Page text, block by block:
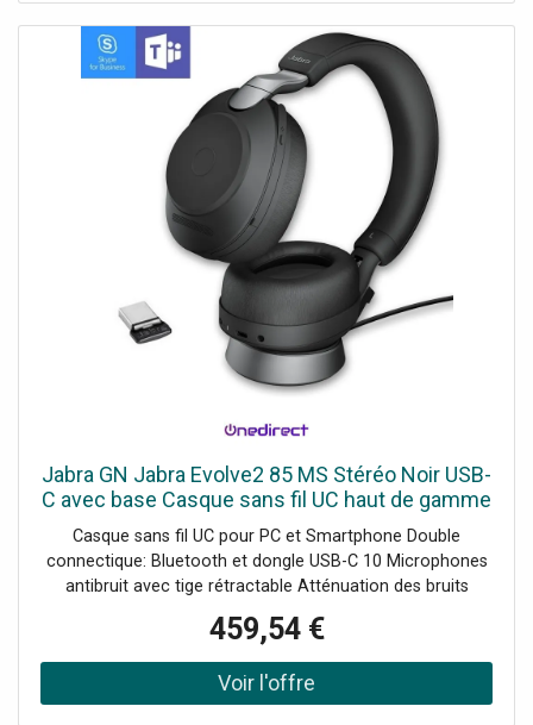
Jabra GN Jabra Evolve2 85 MS Stéréo Noir USB-
C avec base Casque sans fil UC haut de gamme
pour PC et téléphone portable avec connexion
dongle USB-C optimisé
Casque sans fil UC pour PC et Smartphone Double
connectique: Bluetooth et dongle USB-C 10 Microphones
antibruit avec tige rétractable Atténuation des bruits
Compatible avec tous les Softphones du marché Optimisé
pour Microsoft Teams
459,54 €